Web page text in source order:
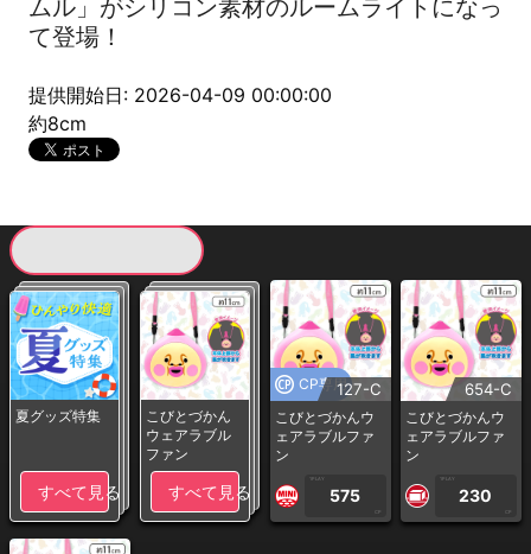
ムル」がシリコン素材のルームライトになっ
て登場！
提供開始日: 2026-04-09 00:00:00
約8cm
夏グッズ特集
すべて見る
こびとづかん
ウェアラブル
ファン
すべて見る
CP専用127-C
こびとづかんウ
ェアラブルファ
ン
1PLAY
575
CP
654-C
こびとづかんウ
ェアラブルファ
ン
1PLAY
230
CP